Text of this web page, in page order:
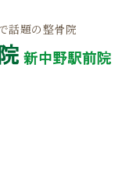
話題の整骨院